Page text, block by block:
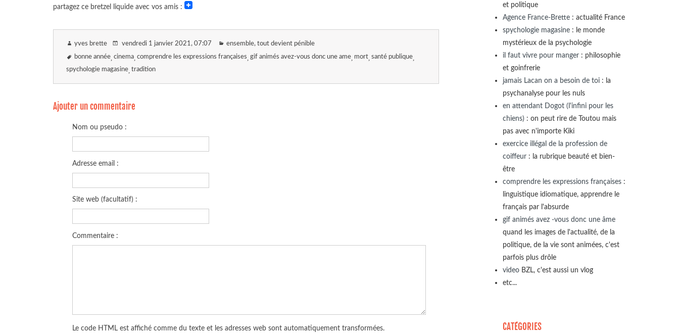
partagez ce bretzel liquide avec vos amis :
yves brette vendredi 1 janvier 2021, 07:07 ensemble, tout devient pénible
bonne année cinema comprendre les expressions françaises gif animés avez-vous donc une ame mort santé publique
spychologie magasine tradition
Ajouter un commentaire
Nom ou pseudo :
Adresse email :
Site web (facultatif) :
Commentaire :
Le code HTML est affiché comme du texte et les adresses web sont automatiquement transformées.
et politique
Agence France-Brette : actualité France
spychologie magasine : le monde
mystérieux de la psychologie
il faut vivre pour manger : philosophie
et goinfrerie
jamais Lacan on a besoin de toi : la
psychanalyse pour les nuls
en attendant Dogot (l'infini pour les
chiens) : on peut rire de Toutou mais
pas avec n'importe Kiki
exercice illégal de la profession de
coiffeur : la rubrique beauté et bien-
être
comprendre les expressions françaises :
linguistique idiomatique, apprendre le
français par l'absurde
gif animés avez -vous donc une âme
quand les images de l'actualité, de la
politique, de la vie sont animées, c'est
parfois plus drôle
video BZL, c'est aussi un vlog
etc...
CATÉGORIES